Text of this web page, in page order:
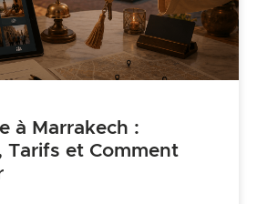
à Marrakech :
Tarifs et Comment